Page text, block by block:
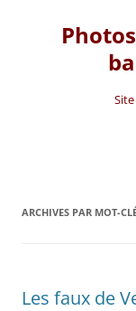
ARCHIVES PAR MOT-
Les faux de